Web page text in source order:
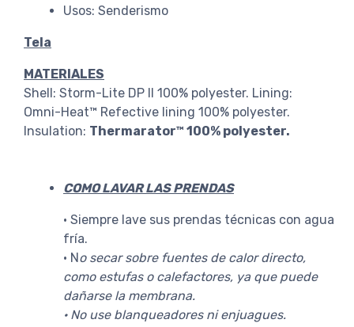
Usos: Senderismo
Tela
MATERIALES
Shell: Storm-Lite DP II 100% polyester. Lining:
Omni-Heat™ Refective lining 100% polyester.
Insulation: Thermarator™ 100% polyester.
COMO LAVAR LAS PRENDAS
· Siempre lave sus prendas técnicas con agua
fría.
· No secar sobre fuentes de calor directo,
como estufas o calefactores, ya que puede
dañarse la membrana.
· No use blanqueadores ni enjuagues.